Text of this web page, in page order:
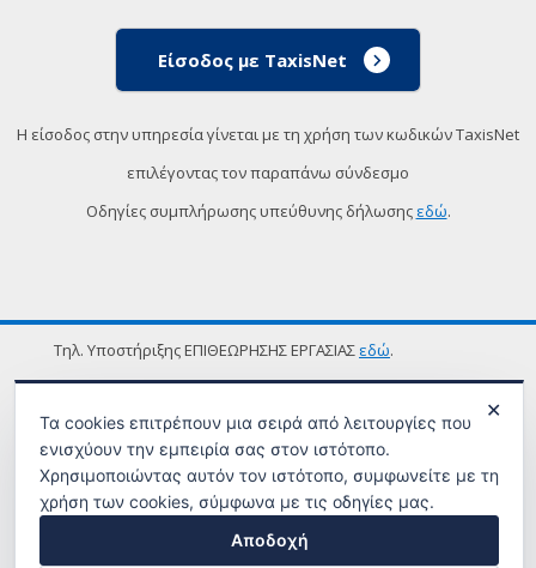
Είσοδος με TaxisNet
Η είσοδος στην υπηρεσία γίνεται με τη χρήση των κωδικών TaxisNet
επιλέγοντας τον παραπάνω σύνδεσμο
Οδηγίες συμπλήρωσης υπεύθυνης δήλωσης εδώ.
Τηλ. Υποστήριξης ΕΠΙΘΕΩΡΗΣΗΣ ΕΡΓΑΣΙΑΣ εδώ.
ΟΡΟΙ ΧΡΗΣΗΣ
✕
Τα cookies επιτρέπουν μια σειρά από λειτουργίες που
ενισχύουν την εμπειρία σας στον ιστότοπο.
Χρησιμοποιώντας αυτόν τον ιστότοπο, συμφωνείτε με τη
χρήση των cookies, σύμφωνα με τις οδηγίες μας.
Αποδοχή